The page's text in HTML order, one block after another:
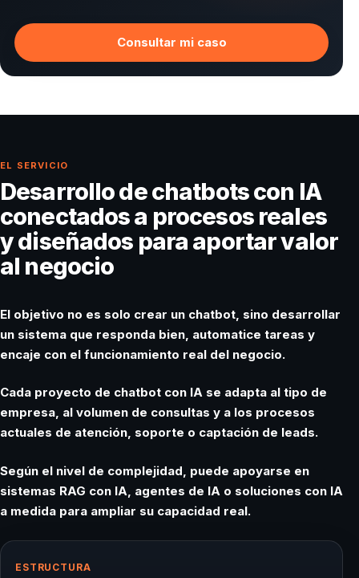
Consultar mi caso
EL SERVICIO
Desarrollo de chatbots con IA
conectados a procesos reales
y diseñados para aportar valor
al negocio
El objetivo no es solo crear un chatbot, sino desarrollar
un sistema que responda bien, automatice tareas y
encaje con el funcionamiento real del negocio.
Cada proyecto de chatbot con IA se adapta al tipo de
empresa, al volumen de consultas y a los procesos
actuales de atención, soporte o captación de leads.
Según el nivel de complejidad, puede apoyarse en
sistemas RAG con IA, agentes de IA o soluciones con IA
a medida para ampliar su capacidad real.
ESTRUCTURA